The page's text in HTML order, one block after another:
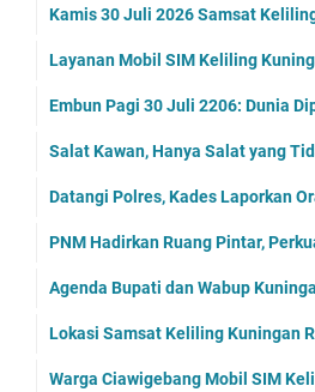
Kamis 30 Juli 2026 Samsat
Layanan Mobil SIM Keliling
Embun Pagi 30 Juli 2206: Dunia
Salat Kawan, Hanya Salat yang
Datangi Polres, Kades Laporkan
PNM Hadirkan Ruang Pintar,
Agenda Bupati dan Wabup
Lokasi Samsat Keliling Kuningan
Warga Ciawigebang Mobil SIM